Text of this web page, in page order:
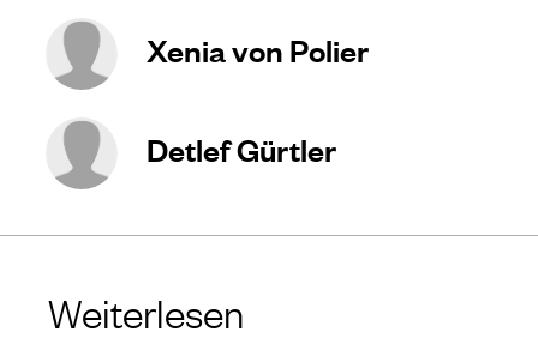
Xenia von Polier
Detlef Gürtler
Weiterlesen